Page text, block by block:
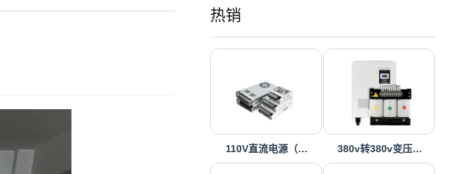
热销
110V直流电源（… 380v转380v变压…